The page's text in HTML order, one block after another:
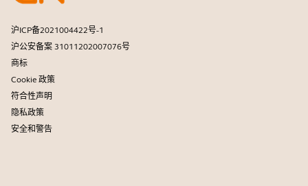
商用产品寿命终止政策
沪ICP备2021004422号-1
沪公安备案 31011202007076号
商标
Cookie 政策
符合性声明
隐私政策
安全和警告